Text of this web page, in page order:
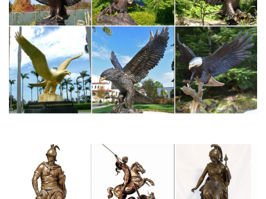
У нас в наличии самые разные фигурки собачек: есть
гжельские и цветные статуэтки, а также магниты, колокольчики,
шкатулки.
Статуэтки собак цены от 58.00 руб. Статуэтки собак купить…
Статуэтки собак, более 1212 моделей в каталоге. Статуэтки
собак в Москве с быстрой доставкой по России, фото,
характеристики товара.Фигурка "Собака", длина 24см, высота
17смЧугун.
Отправка в любую точку РФ. Символ 2018 года фарфоровые
статуэтки Собаки, щенки.Добейтесь своих целей – купите
символ наступающего года, собаку и да будем с Вами удача!
Статуэтки фигурки собак Собака символ 2018 года купить…